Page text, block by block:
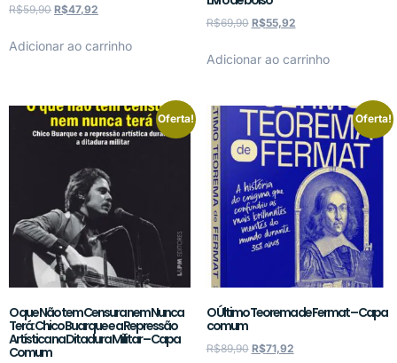
R$59,90 R$47,92
Adicionar ao carrinho
R$69,90 R$55,92
Adicionar ao carrinho
Oferta!
O que Não tem Censura nem Nunca
Terá: Chico Buarque e a Repressão
Artística na Ditadura Militar – Capa
Comum
Oferta!
O Último Teorema de Fermat – Capa
comum
R$89,90 R$71,92